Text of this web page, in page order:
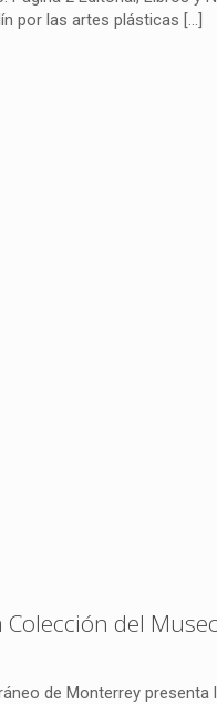
por las artes plásticas […]
Colección del
de Monterrey